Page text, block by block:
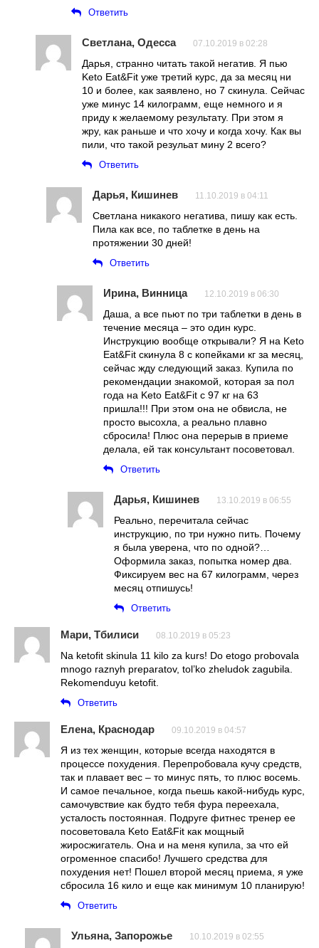
Ответить
Светлана, Одесса 07.10.2019 в 02:28
Дарья, странно читать такой негатив. Я пью
Keto Eat&Fit уже третий курс, да за месяц ни
10 и более, как заявлено, но 7 скинула. Сейчас
уже минус 14 килограмм, еще немного и я
приду к желаемому результату. При этом я
жру, как раньше и что хочу и когда хочу. Как вы
пили, что такой резульат мину 2 всего?
Ответить
Дарья, Кишинев 11.10.2019 в 04:11
Светлана никакого негатива, пишу как есть.
Пила как все, по таблетке в день на
протяжении 30 дней!
Ответить
Ирина, Винница 12.10.2019 в 06:30
Даша, а все пьют по три таблетки в день в
течение месяца – это один курс.
Инструкцию вообще открывали? Я на Keto
Eat&Fit скинула 8 с копейками кг за месяц,
сейчас жду следующий заказ. Купила по
рекомендации знакомой, которая за пол
года на Keto Eat&Fit с 97 кг на 63
пришла!!! При этом она не обвисла, не
просто высохла, а реально плавно
сбросила! Плюс она перерыв в приеме
делала, ей так консультант посоветовал.
Ответить
Дарья, Кишинев 13.10.2019 в 06:55
Реально, перечитала сейчас
инструкцию, по три нужно пить. Почему
я была уверена, что по одной?…
Оформила заказ, попытка номер два.
Фиксируем вес на 67 килограмм, через
месяц отпишусь!
Ответить
Мари, Тбилиси 08.10.2019 в 05:23
Na ketofit skinula 11 kilo za kurs! Do etogo probovala
mnogo raznyh preparatov, tol’ko zheludok zagubila.
Rekomenduyu ketofit.
Ответить
Елена, Краснодар 09.10.2019 в 04:57
Я из тех женщин, которые всегда находятся в
процессе похудения. Перепробовала кучу средств,
так и плавает вес – то минус пять, то плюс восемь.
И самое печальное, когда пьешь какой-нибудь курс,
самочувствие как будто тебя фура переехала,
усталость постоянная. Подруге фитнес тренер ее
посоветовала Keto Eat&Fit как мощный
жиросжигатель. Она и на меня купила, за что ей
огроменное спасибо! Лучшего средства для
похудения нет! Пошел второй месяц приема, я уже
сбросила 16 кило и еще как минимум 10 планирую!
Ответить
Ульяна, Запорожье 10.10.2019 в 02:55